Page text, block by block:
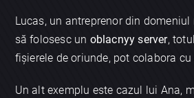
Lucas, un antreprenor din
să folosesc un oblacnyy server,
fișierele de oriunde, pot colabora
Un alt exemplu este cazul lui Ana,